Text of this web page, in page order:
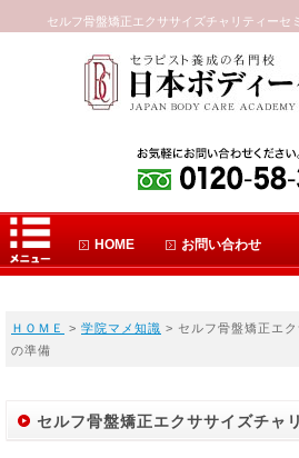
セルフ骨盤矯正エクササイズチャリティーセ
HOME お問い合わせ
ＨＯＭＥ > 学院マメ知識 > セルフ骨盤矯正エ
の準備
セルフ骨盤矯正エクササイズチャ